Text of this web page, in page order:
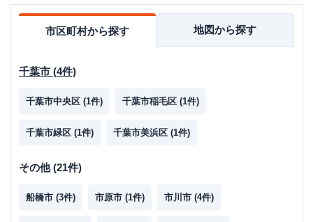
市区町村から探す 地図から探す
千葉市 (4件)
千葉市中央区 (1件) 千葉市稲毛区 (1件)
千葉市緑区 (1件) 千葉市美浜区 (1件)
その他(21件)
船橋市 (3件) 市原市 (1件) 市川市 (4件)